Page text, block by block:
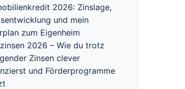
2026: Zinslage,
und mein
zum Eigenheim
2026 – Wie du trotz
Zinsen clever
und Förderprogramme